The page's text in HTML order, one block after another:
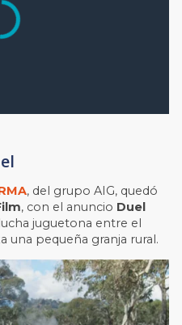
, del grupo AIG, quedó
, con el anuncio Duel
juguetona entre el
una pequeña granja rural.